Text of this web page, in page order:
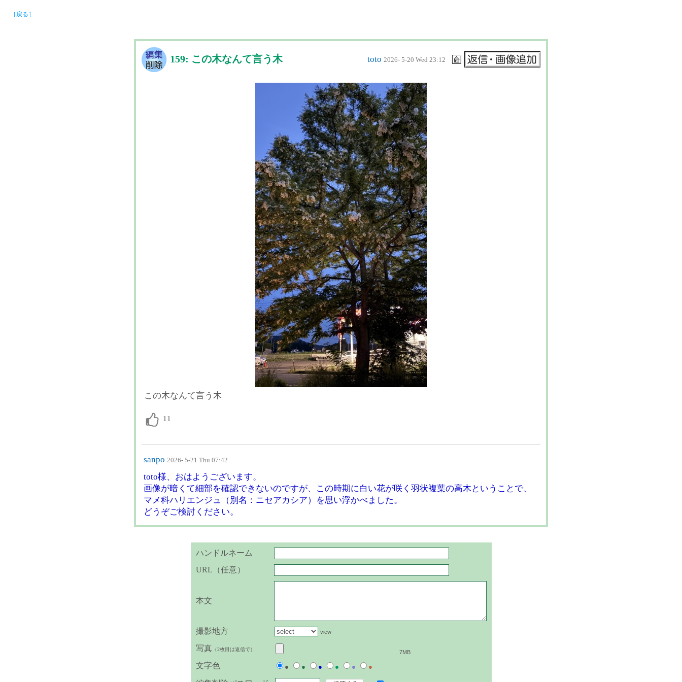
［戻る］
159: この木なんて言う木 toto 2026- 5-20 Wed 23:12
この木なんて言う木
sanpo 2026- 5-21 Thu 07:42
toto様、おはようございます。
画像が暗くて細部を確認できないのですが、この時期に白い花が咲く羽状複葉の高木ということで、
マメ科ハリエンジュ（別名：ニセアカシア）を思い浮かべました。
どうぞご検討ください。
ハンドルネーム
URL（任意）
本文
撮影地方 view
写真（2枚目は返信で） 7MB
文字色 ● ● ● ● ● ●